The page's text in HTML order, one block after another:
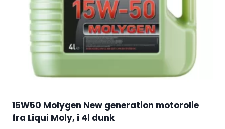
15W50 Molygen New generation motorolie
fra Liqui Moly, i 4l dunk